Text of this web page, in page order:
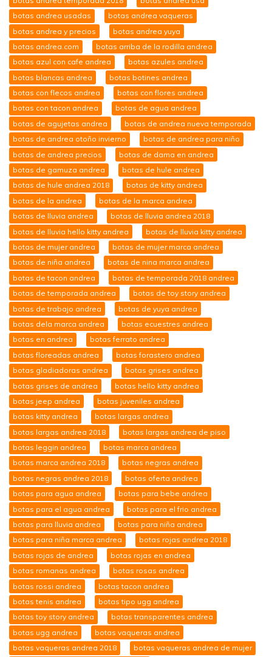
botas andrea usadas
botas andrea vaqueras
botas andrea y precios
botas andrea yuya
botas andrea.com
botas arriba de la rodilla andrea
botas azul con cafe andrea
botas azules andrea
botas blancas andrea
botas botines andrea
botas con flecos andrea
botas con flores andrea
botas con tacon andrea
botas de agua andrea
botas de agujetas andrea
botas de andrea nueva temporada
botas de andrea otoño invierno
botas de andrea para niño
botas de andrea precios
botas de dama en andrea
botas de gamuza andrea
botas de hule andrea
botas de hule andrea 2018
botas de kitty andrea
botas de la andrea
botas de la marca andrea
botas de lluvia andrea
botas de lluvia andrea 2018
botas de lluvia hello kitty andrea
botas de lluvia kitty andrea
botas de mujer andrea
botas de mujer marca andrea
botas de niña andrea
botas de nina marca andrea
botas de tacon andrea
botas de temporada 2018 andrea
botas de temporada andrea
botas de toy story andrea
botas de trabajo andrea
botas de yuya andrea
botas dela marca andrea
botas ecuestres andrea
botas en andrea
botas ferrato andrea
botas floreadas andrea
botas forastero andrea
botas gladiadoras andrea
botas grises andrea
botas grises de andrea
botas hello kitty andrea
botas jeep andrea
botas juveniles andrea
botas kitty andrea
botas largas andrea
botas largas andrea 2018
botas largas andrea de piso
botas leggin andrea
botas marca andrea
botas marca andrea 2018
botas negras andrea
botas negras andrea 2018
botas oferta andrea
botas para agua andrea
botas para bebe andrea
botas para el agua andrea
botas para el frio andrea
botas para lluvia andrea
botas para niña andrea
botas para niña marca andrea
botas rojas andrea 2018
botas rojas de andrea
botas rojas en andrea
botas romanas andrea
botas rosas andrea
botas rossi andrea
botas tacon andrea
botas tenis andrea
botas tipo ugg andrea
botas toy story andrea
botas transparentes andrea
botas ugg andrea
botas vaqueras andrea
botas vaqueras andrea 2018
botas vaqueras andrea de mujer